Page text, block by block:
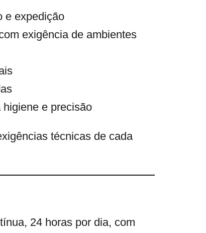
e expedição
exigência de ambientes
e precisão
técnicas de cada
24 horas por dia, com